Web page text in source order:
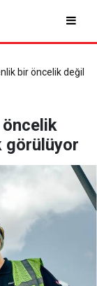
bir öncelik değil
öncelik
görülüyor